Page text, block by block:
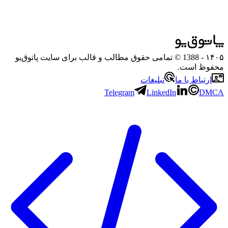
۱۴۰۵
- 1388 © تمامی حقوق مطالب و قالب برای سایت پاتوق‌یو
محفوظ است.
ارتباط با ما
تبلیغات
Telegram
LinkedIn DMCA